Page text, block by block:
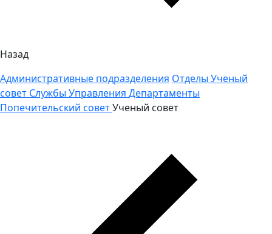
Назад
Административные подразделения Отделы Ученый
совет Службы Управления Департаменты
Попечительский советУченый совет